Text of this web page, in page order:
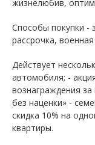
жизнелюбив,
Способы покупки -
рассрочка,
Действует
автомобиля; -
вознаграждения
без наценки» -
скидка 10% на
квартиры.